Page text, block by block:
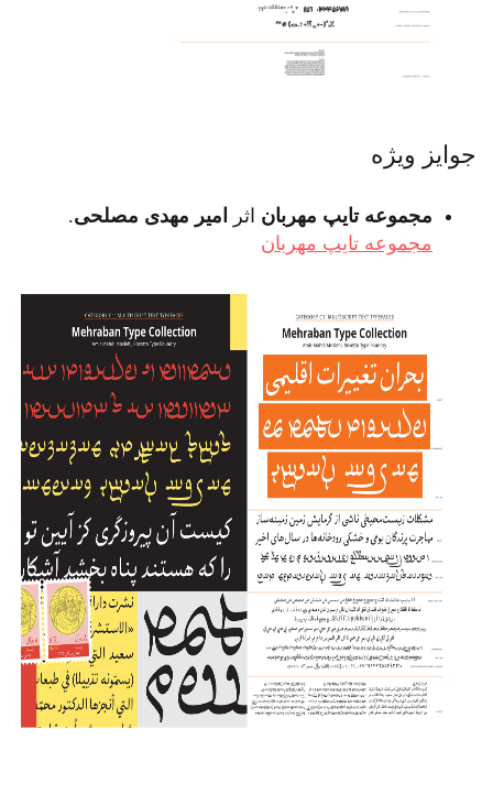
جوایز ویژه
مجموعه تایپ مهربان اثر امیر مهدی مصلحی.
مجموعه تایپ مهربان